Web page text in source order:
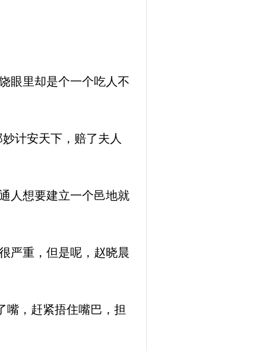
眼里却是个一个吃人不
计安天下，赔了夫人
人想要建立一个邑地就
严重，但是呢，赵晓晨
嘴，赶紧捂住嘴巴，担